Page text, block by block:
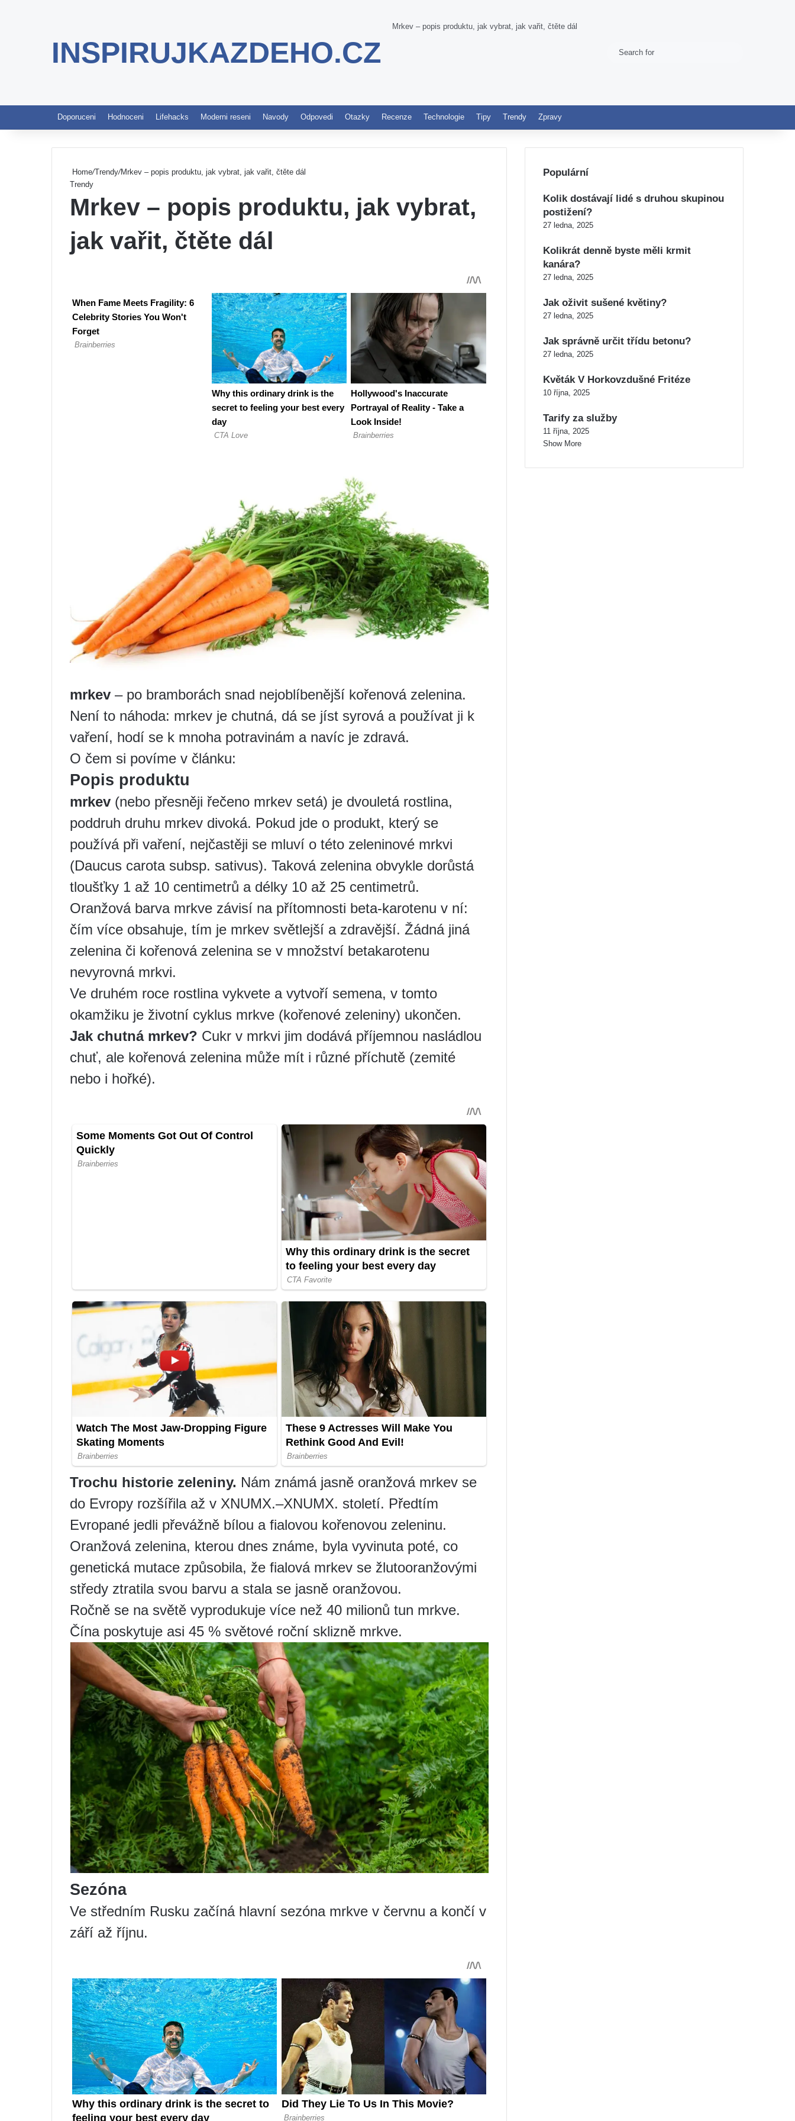
INSPIRUJKAZDEHO.CZ
Mrkev – popis produktu, jak vybrat, jak vařit, čtěte dál
Switch skin
Doporuceni Hodnoceni Lifehacks Moderni reseni Navody Odpovedi Otazky Recenze Technologie Tipy Trendy Zpravy
Home/Trendy/Mrkev – popis produktu, jak vybrat, jak vařit, čtěte dál
Trendy
Mrkev – popis produktu, jak vybrat,
jak vařit, čtěte dál
mrkev – po bramborách snad nejoblíbenější kořenová zelenina.
Není to náhoda: mrkev je chutná, dá se jíst syrová a používat ji k
vaření, hodí se k mnoha potravinám a navíc je zdravá.
O čem si povíme v článku:
Popis produktu
mrkev (nebo přesněji řečeno mrkev setá) je dvouletá rostlina,
poddruh druhu mrkev divoká. Pokud jde o produkt, který se
používá při vaření, nejčastěji se mluví o této zeleninové mrkvi
(Daucus carota subsp. sativus). Taková zelenina obvykle dorůstá
tloušťky 1 až 10 centimetrů a délky 10 až 25 centimetrů.
Oranžová barva mrkve závisí na přítomnosti beta-karotenu v ní:
čím více obsahuje, tím je mrkev světlejší a zdravější. Žádná jiná
zelenina či kořenová zelenina se v množství betakarotenu
nevyrovná mrkvi.
Ve druhém roce rostlina vykvete a vytvoří semena, v tomto
okamžiku je životní cyklus mrkve (kořenové zeleniny) ukončen.
Jak chutná mrkev? Cukr v mrkvi jim dodává příjemnou nasládlou
chuť, ale kořenová zelenina může mít i různé příchutě (zemité
nebo i hořké).
Trochu historie zeleniny. Nám známá jasně oranžová mrkev se
do Evropy rozšířila až v XNUMX.–XNUMX. století. Předtím
Evropané jedli převážně bílou a fialovou kořenovou zeleninu.
Oranžová zelenina, kterou dnes známe, byla vyvinuta poté, co
genetická mutace způsobila, že fialová mrkev se žlutooranžovými
středy ztratila svou barvu a stala se jasně oranžovou.
Ročně se na světě vyprodukuje více než 40 milionů tun mrkve.
Čína poskytuje asi 45 % světové roční sklizně mrkve.
Sezóna
Ve středním Rusku začíná hlavní sezóna mrkve v červnu a končí v
září až říjnu.
Populární
Kolik dostávají lidé s druhou skupinou
postižení?
27 ledna, 2025
Kolikrát denně byste měli krmit
kanára?
27 ledna, 2025
Jak oživit sušené květiny?
27 ledna, 2025
Jak správně určit třídu betonu?
27 ledna, 2025
Květák V Horkovzdušné Fritéze
10 října, 2025
Tarify za služby
11 října, 2025
Show More